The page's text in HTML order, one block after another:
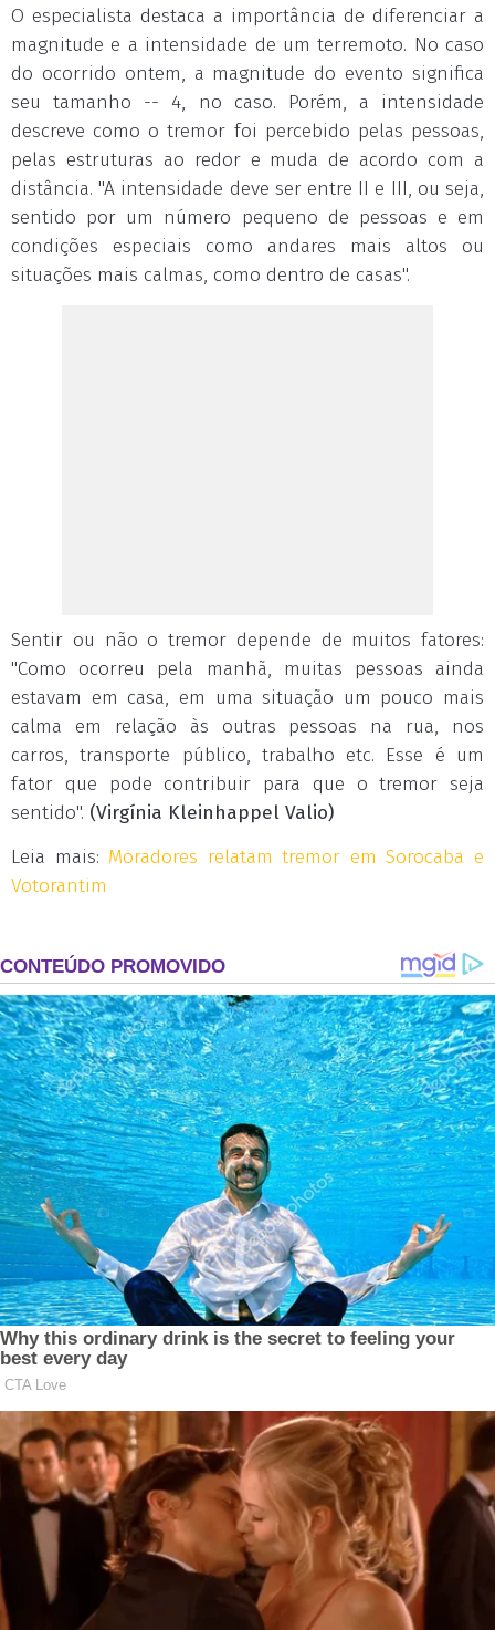
O especialista destaca a importância de diferenciar a
magnitude e a intensidade de um terremoto. No caso
do ocorrido ontem, a magnitude do evento significa
seu tamanho -- 4, no caso. Porém, a intensidade
descreve como o tremor foi percebido pelas pessoas,
pelas estruturas ao redor e muda de acordo com a
distância. "A intensidade deve ser entre II e III, ou seja,
sentido por um número pequeno de pessoas e em
condições especiais como andares mais altos ou
situações mais calmas, como dentro de casas".
Sentir ou não o tremor depende de muitos fatores:
"Como ocorreu pela manhã, muitas pessoas ainda
estavam em casa, em uma situação um pouco mais
calma em relação às outras pessoas na rua, nos
carros, transporte público, trabalho etc. Esse é um
fator que pode contribuir para que o tremor seja
sentido". (Virgínia Kleinhappel Valio)
Leia mais: Moradores relatam tremor em Sorocaba e
Votorantim